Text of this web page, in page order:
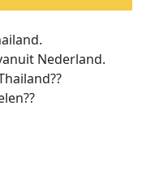
Nederland.